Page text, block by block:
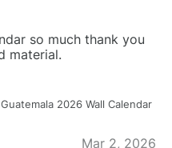
so much thank you
material.
Guatemala 2026 Wall Calendar
Mar 2, 2026